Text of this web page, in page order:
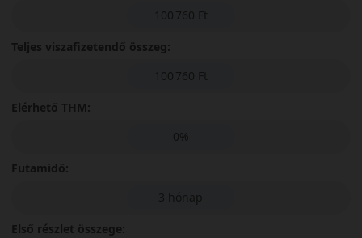
100 760 Ft
Teljes viszafizetendő összeg:
100 760 Ft
Elérhető THM:
0%
Futamidő:
3 hónap
Első részlet összege: